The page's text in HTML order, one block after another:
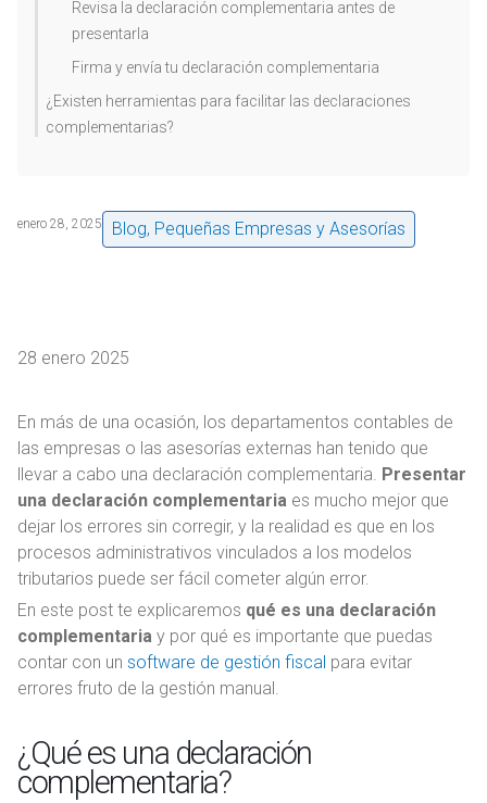
Revisa la declaración complementaria antes de
presentarla
Firma y envía tu declaración complementaria
¿Existen herramientas para facilitar las declaraciones
complementarias?
enero 28, 2025 Blog, Pequeñas Empresas y Asesorías
28 enero 2025
En más de una ocasión, los departamentos contables de
las empresas o las asesorías externas han tenido que
llevar a cabo una declaración complementaria. Presentar
una declaración complementaria es mucho mejor que
dejar los errores sin corregir, y la realidad es que en los
procesos administrativos vinculados a los modelos
tributarios puede ser fácil cometer algún error.
En este post te explicaremos qué es una declaración
complementaria y por qué es importante que puedas
contar con un software de gestión fiscal para evitar
errores fruto de la gestión manual.
¿Qué es una declaración
complementaria?